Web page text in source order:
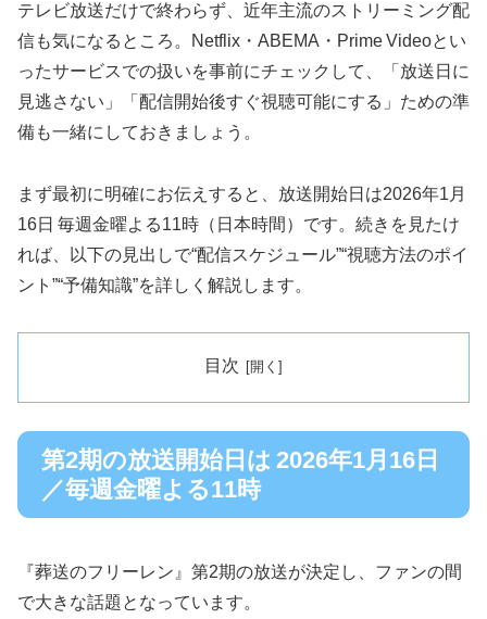
テレビ放送だけで終わらず、近年主流のストリーミング配
信も気になるところ。Netflix・ABEMA・Prime Videoとい
ったサービスでの扱いを事前にチェックして、「放送日に
見逃さない」「配信開始後すぐ視聴可能にする」ための準
備も一緒にしておきましょう。
まず最初に明確にお伝えすると、放送開始日は2026年1月
16日 毎週金曜よる11時（日本時間）です。続きを見たけ
れば、以下の見出しで“配信スケジュール”“視聴方法のポイ
ント”“予備知識”を詳しく解説します。
目次
第2期の放送開始日は 2026年1月16日
／毎週金曜よる11時
『葬送のフリーレン』第2期の放送が決定し、ファンの間
で大きな話題となっています。